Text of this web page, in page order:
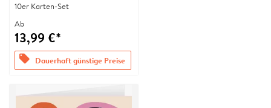
10er Karten-Set
Ab
13,99 €*
offers Dauerhaft günstige Preise